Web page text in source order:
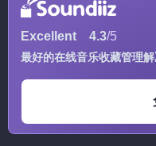
Excellent 4.3/5
最好的在线音乐收藏管理解